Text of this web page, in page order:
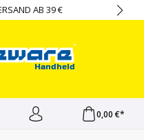
AB 39 €
0,00 €*